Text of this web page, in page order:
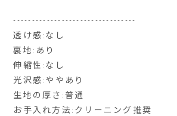
---------------------------------
透け感:なし
裏地:あり
伸縮性:なし
光沢感:ややあり
生地の厚さ:普通
お手入れ方法:クリーニング推奨